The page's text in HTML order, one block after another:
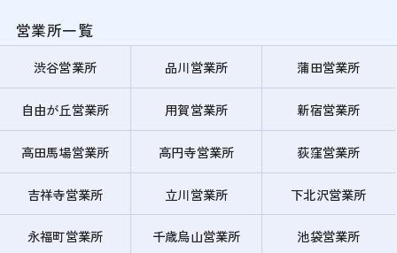
営業所一覧
渋谷営業所 品川営業所 蒲田営業所
自由が丘営業所 用賀営業所 新宿営業所
高田馬場営業所 高円寺営業所 荻窪営業所
吉祥寺営業所 立川営業所 下北沢営業所
永福町営業所 千歳烏山営業所 池袋営業所